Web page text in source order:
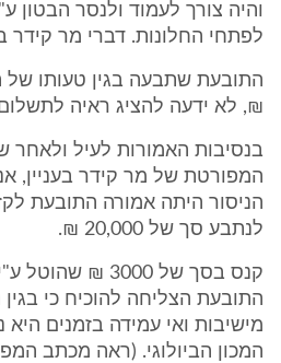
והיה צורך לעמוד ולנסר הבטון
לפתחי החלונות. דברי מר קידר
₪, לא ידעה להציג ראיה לתשלום האמור.
בנסיבות האמורות לעיל ולאחר
המפורטת של מר קידר בעניין,
הניסור היתה אמורה התובעת
לנתבע סך של 20,000 ₪.
קנס בסך של 3000 ₪
התובעת הצליחה להוכיח כי
מישיבות ואי עמידה בזמנים